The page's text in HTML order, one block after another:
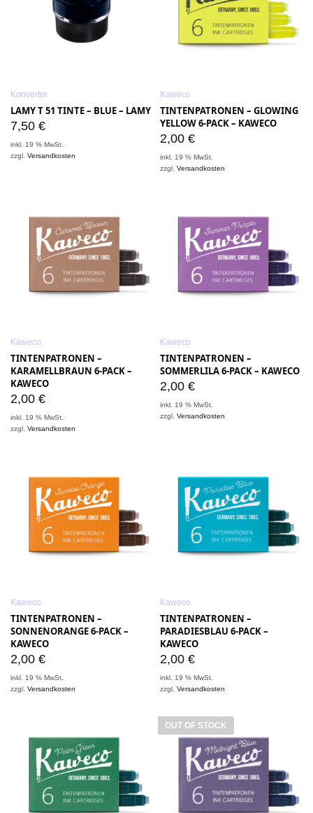
Konverter
LAMY T 51 TINTE – BLUE – LAMY
7,50 €
inkl. 19 % MwSt.
zzgl.Versandkosten
Kaweco
TINTENPATRONEN – GLOWING
YELLOW 6-PACK – KAWECO
2,00 €
inkl. 19 % MwSt.
zzgl.Versandkosten
Kaweco
TINTENPATRONEN –
KARAMELLBRAUN 6-PACK –
KAWECO
2,00 €
inkl. 19 % MwSt.
zzgl.Versandkosten
Kaweco
TINTENPATRONEN –
SOMMERLILA 6-PACK – KAWECO
2,00 €
inkl. 19 % MwSt.
zzgl.Versandkosten
Kaweco
TINTENPATRONEN –
SONNENORANGE 6-PACK –
KAWECO
2,00 €
inkl. 19 % MwSt.
zzgl.Versandkosten
Kaweco
TINTENPATRONEN –
PARADIESBLAU 6-PACK –
KAWECO
2,00 €
inkl. 19 % MwSt.
zzgl.Versandkosten
OUT OF STOCK